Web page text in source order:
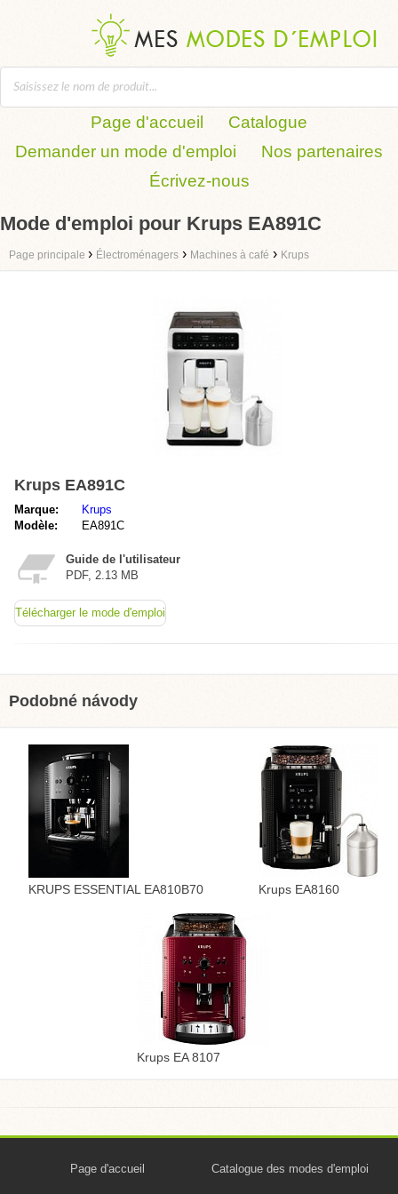
Page d'accueil
Catalogue
Demander un mode d'emploi
Nos partenaires
Écrivez-nous
Mode d'emploi pour Krups EA891C
Page principale › Électroménagers › Machines à café › Krups
Krups EA891C
Marque:
Krups
Modèle:
EA891C
Guide de l'utilisateur
PDF, 2.13 MB
Télécharger le mode d'emploi
Podobné návody
KRUPS ESSENTIAL EA810B70 Krups EA8160
Krups EA 8107
Page d'accueil Catalogue des modes d'emploi